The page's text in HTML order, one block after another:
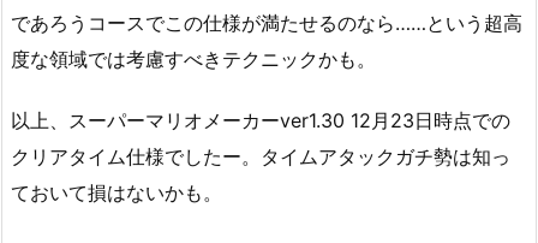
であろうコースでこの仕様が満たせるのなら……という超高
度な領域では考慮すべきテクニックかも。
以上、スーパーマリオメーカーver1.30 12月23日時点での
クリアタイム仕様でしたー。タイムアタックガチ勢は知っ
ておいて損はないかも。